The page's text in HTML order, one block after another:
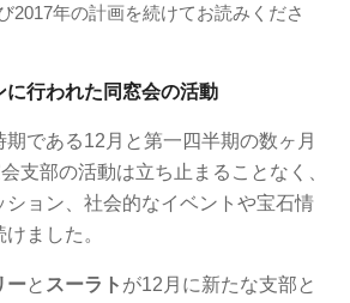
2017年の計画を続けてお読みくださ
行われた同窓会の活動
である12月と第一四半期の数ヶ月
支部の活動は立ち止まることなく、
ション、社会的なイベントや宝石情
ました。
ーと スーラト が12月に新たな支部と